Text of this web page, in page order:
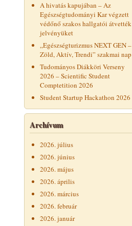
A hivatás kapujában – Az
Egészségtudományi Kar végzett
védőnő szakos hallgatói átvették
jelvényüket
„Egészségturizmus NEXT GEN –
Zöld, Aktív, Trendi” szakmai nap
Tudományos Diákköri Verseny
2026 – Scientific Student
Comptetition 2026
Student Startup Hackathon 2026
Archívum
2026. július
2026. június
2026. május
2026. április
2026. március
2026. február
2026. január